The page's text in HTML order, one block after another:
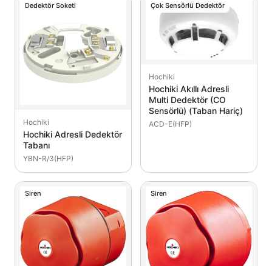
Dedektör Soketi
Hochiki
Hochiki Adresli Dedektör
Tabanı
YBN-R/3(HFP)
Çok Sensörlü Dedektör
Hochiki
Hochiki Akıllı Adresli
Multi Dedektör (CO
Sensörlü) (Taban Hariç)
ACD-E(HFP)
Siren Siren